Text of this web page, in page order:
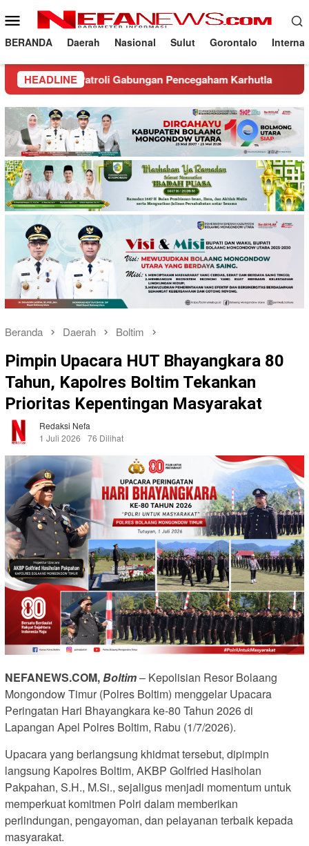
ke
konten
Menu
Mobile
BERANDA Daerah Nasional Sulut Gorontalo
HEADLINE
Gabungan Pencegaham Karhutla Hadiri Musda
Beranda Daerah Boltim
Pimpin Upacara HUT Bhayangkara 80
Tahun, Kapolres Boltim Tekankan
Prioritas Kepentingan Masyarakat
Redaksi Nefa
1 Juli 2026
76 Dilihat
NEFANEWS.COM,Boltim– Kepolisian Resor Bolaang
Mongondow Timur (Polres Boltim) menggelar Upacara
Peringatan Hari Bhayangkara ke-80 Tahun 2026 di
Lapangan Apel Polres Boltim, Rabu (1/7/2026).
Upacara yang berlangsung khidmat tersebut, dipimpin
langsung Kapolres Boltim, AKBP Golfried Hasiholan
Pakpahan, S.H., M.Si., sejaligus menjadi momentum untuk
memperkuat komitmen Polri dalam memberikan
perlindungan, pengayoman, dan pelayanan terbaik kepada
masyarakat.